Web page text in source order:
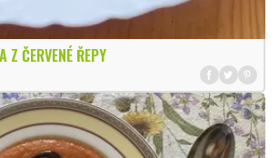
Z ČERVENÉ ŘEPY